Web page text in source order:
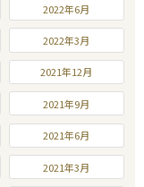
2022年6月
2022年3月
2021年12月
2021年9月
2021年6月
2021年3月